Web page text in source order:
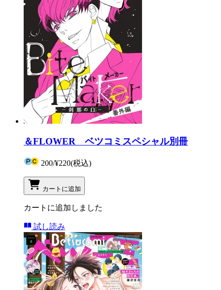
＆FLOWER ベツコミスペシャル別冊
200/¥220(税込)
カートに追加
カートに追加しました
試し読み